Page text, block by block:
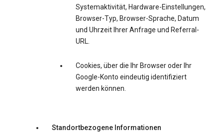
Systemaktivität, Hardware-Einstellungen,
Browser-Typ, Browser-Sprache, Datum
und Uhrzeit Ihrer Anfrage und Referral-
URL.
Cookies, über die Ihr Browser oder Ihr
Google-Konto eindeutig identifiziert
werden können.
Standortbezogene Informationen